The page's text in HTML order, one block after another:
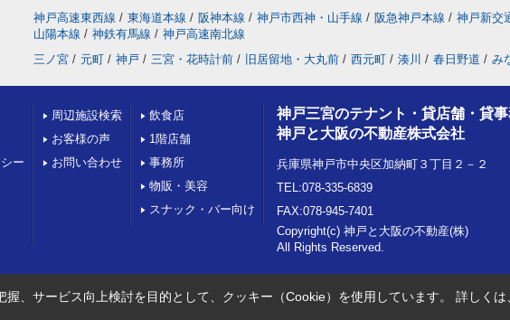
神戸高速東西線 / 東海道本線 / 阪神本線 / 神戸市西神・山手線 / 阪急神戸本線 / 神戸新交
山陽本線 / 神鉄有馬線 / 神戸高速南北線
三ノ宮 / 元町 / 神戸 / 三宮・花時計前 / 旧居留地・大丸前 / 西元町 / 湊川 / 春日野道 / み
ー
周辺施設検索
お客様の声
お問い合わせ
飲食店
1階店舗
事務所
物販・美容
スナック・バー向け
神戸三宮のテナント・貸店舗・貸
神戸と大阪の不動産株式会社
兵庫県神戸市中央区加納町３丁目２－２
TEL:078-335-6839
FAX:078-945-7401
Copyright(c) 神戸と大阪の不動産(株)
All Rights Reserved.
、サービス向上検討を目的として、クッキー（Cookie）を使用しています。 詳しくは